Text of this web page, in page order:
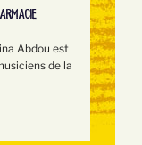
Abdou est
de la